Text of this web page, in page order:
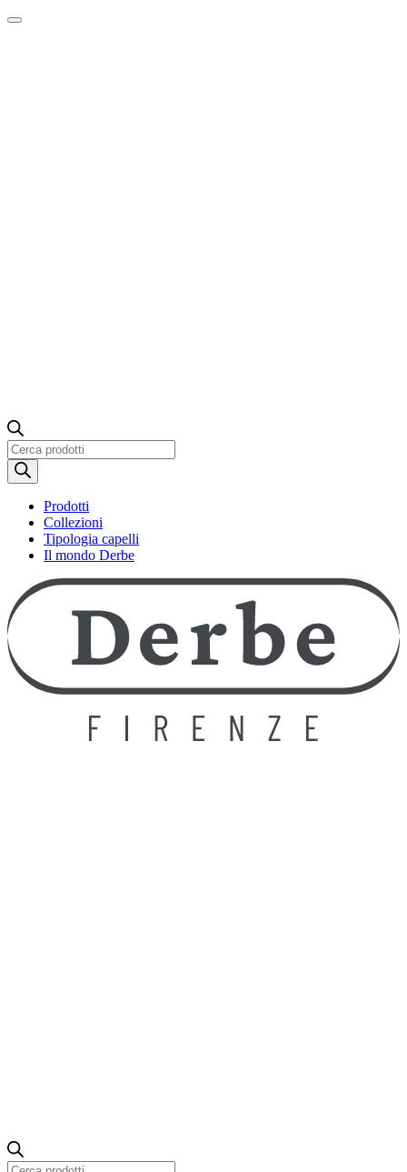
Ricerca
prodotti
Prodotti
Collezioni
Tipologia capelli
Il mondo Derbe
Ricerca